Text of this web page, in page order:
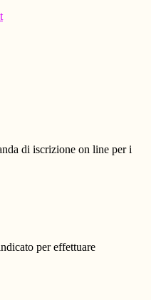
di iscrizione on line per i
per effettuare